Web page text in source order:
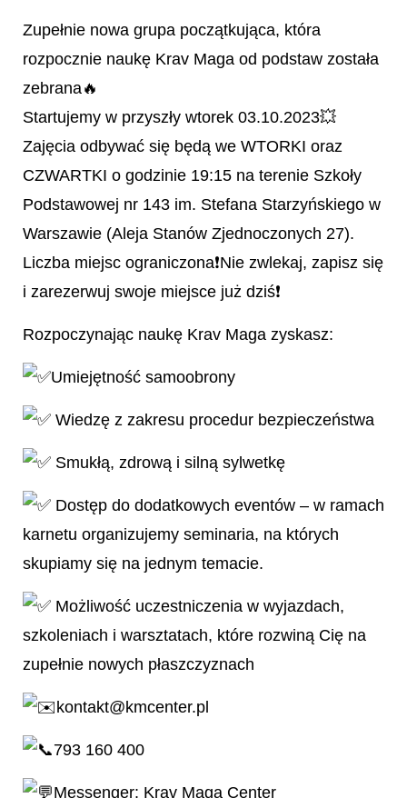
Zupełnie nowa grupa początkująca, która
rozpocznie naukę Krav Maga od podstaw została
zebrana🔥
Startujemy w przyszły wtorek 03.10.2023💥
Zajęcia odbywać się będą we WTORKI oraz
CZWARTKI o godzinie 19:15 na terenie Szkoły
Podstawowej nr 143 im. Stefana Starzyńskiego w
Warszawie (Aleja Stanów Zjednoczonych 27).
Liczba miejsc ograniczona❗️Nie zwlekaj, zapisz się
i zarezerwuj swoje miejsce już dziś❗️
Rozpoczynając naukę Krav Maga zyskasz:
Umiejętność samoobrony
Wiedzę z zakresu procedur bezpieczeństwa
Smukłą, zdrową i silną sylwetkę
Dostęp do dodatkowych eventów – w ramach
karnetu organizujemy seminaria, na których
skupiamy się na jednym temacie.
Możliwość uczestniczenia w wyjazdach,
szkoleniach i warsztatach, które rozwiną Cię na
zupełnie nowych płaszczyznach
kontakt@kmcenter.pl
793 160 400
Messenger: Krav Maga Center